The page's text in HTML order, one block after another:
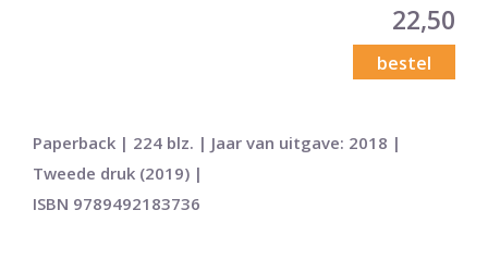
22,50
bestel
Paperback | 224 blz. | Jaar van uitgave: 2018 |
Tweede druk (2019) |
ISBN 9789492183736